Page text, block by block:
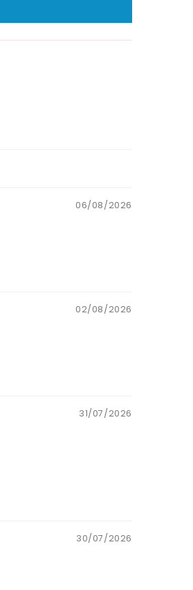
06/08/2026
02/08/2026
31/07/2026
30/07/2026